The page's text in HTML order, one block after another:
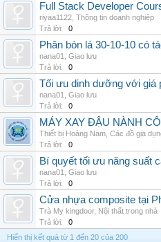
Full Stack Developer
riyaa1122 Thông tin doanh nghiệp
Trả lời:
0
Phân bón lá 30-10-10 có
nana01
Giao lưu
Trả lời:
0
Tối ưu dinh dưỡng với giá
nana01
Giao lưu
Trả lời:
0
MÁY XAY ĐẬU NÀNH
Thiết bị Hoàng Nam Các đồ gia
Trả lời:
0
Bí quyết tối ưu năng suất
nana01
Giao lưu
Trả lời:
0
Cửa nhựa composite tại
Trà My kingdoor, Nội thất trong nhà
Trả lời:
0
Hiển thị kết quả từ 1 đến 20 của 200